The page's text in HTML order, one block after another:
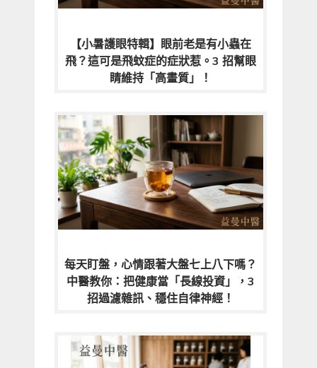
【小暑護眼特輯】眼前老是有小蟲在
飛？這可是飛蚊症的症狀惹。3 招幫眼
睛維持「高畫質」！
每天盯盤，心情跟著大盤七上八下嗎？
中醫教你：把健康當「長線投資」，3
招過濾雜訊、穩住自律神經！